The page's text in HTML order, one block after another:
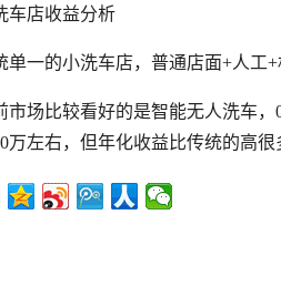
车店收益分析
单一的小洗车店，普通店面+人工
市场比较看好的是智能无人洗车
万左右，但年化收益比传统的高